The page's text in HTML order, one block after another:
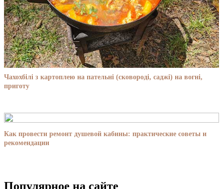
Чахохбілі з картоплею на пательні (сковороді, саджі) на вогні,
приготу
Как провести ремонт душевой кабины: практические советы и
рекомендации
Популярное на сайте